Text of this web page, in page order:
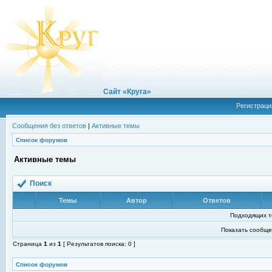
Сайт «Круга»
Сообщения без ответов | Активные темы
Список форумов
Активные темы
Поиск
Темы Автор Ответов
Подходящих
Показать
Страница 1 из 1 [ Результатов поиска: 0 ]
Список форумов